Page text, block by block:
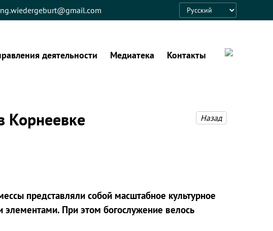
Language
деятельности Медиатека Контакты
Корнеевке Назад
представляли собой масштабное культурное
При этом богослужение велось